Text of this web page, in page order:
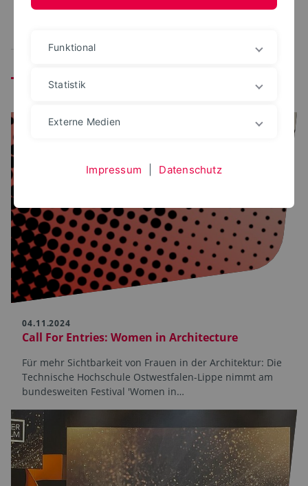
04.11.2024
Call For Entries: Women in Architecture
Für mehr Sichtbarkeit von Frauen in der Architektur: Die
Technische Hochschule Ostwestfalen-Lippe nimmt am
bundesweiten Festival 'Women in…
Funktional
Statistik
Externe Medien
Impressum Datenschutz